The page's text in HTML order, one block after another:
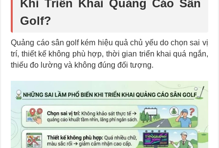
Khi Triển Khai Quảng Cáo Sân
Golf?
Quảng cáo sân golf kém hiệu quả chủ yếu do chọn sai vị
trí, thiết kế không phù hợp, thời gian triển khai quá ngắn,
thiếu đo lường và không đúng đối tượng.